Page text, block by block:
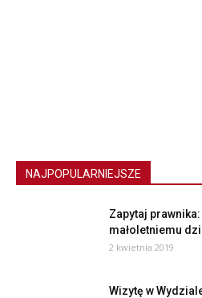
NAJPOPULARNIEJSZE
Zapytaj
małoletniemu
2 kwietnia 2019
Wizytę w